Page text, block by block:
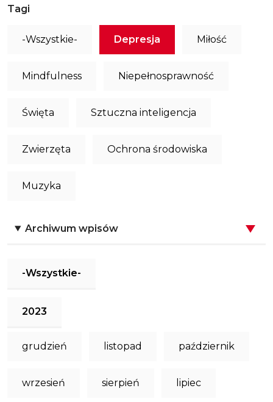
Tagi
-Wszystkie- Depresja Miłość
Mindfulness Niepełnosprawność
Święta Sztuczna inteligencja
Zwierzęta Ochrona środowiska
Muzyka
Archiwum wpisów
-Wszystkie-
2023
grudzień listopad październik
wrzesień sierpień lipiec